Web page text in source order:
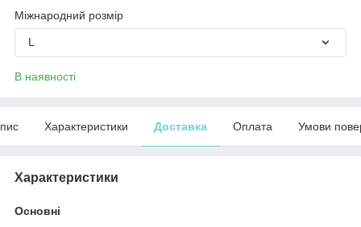
Міжнародний розмір
L
В наявності
Характеристики Доставка Оплата Умови
Характеристики
Основні